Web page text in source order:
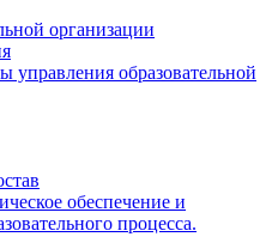
организации
управления образовательной
обеспечение и
процесса.